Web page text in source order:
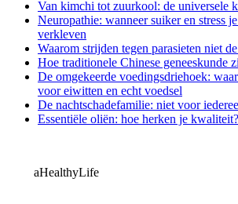
Van kimchi tot zuurkool: de universele
Neuropathie: wanneer suiker en stress
verkleven
Waarom strijden tegen parasieten niet
Hoe traditionele Chinese geneeskunde
De omgekeerde voedingsdriehoek:
voor eiwitten en echt voedsel
De nachtschadefamilie: niet voor
Essentiële oliën: hoe herken je kwaliteit?
aHealthyLife